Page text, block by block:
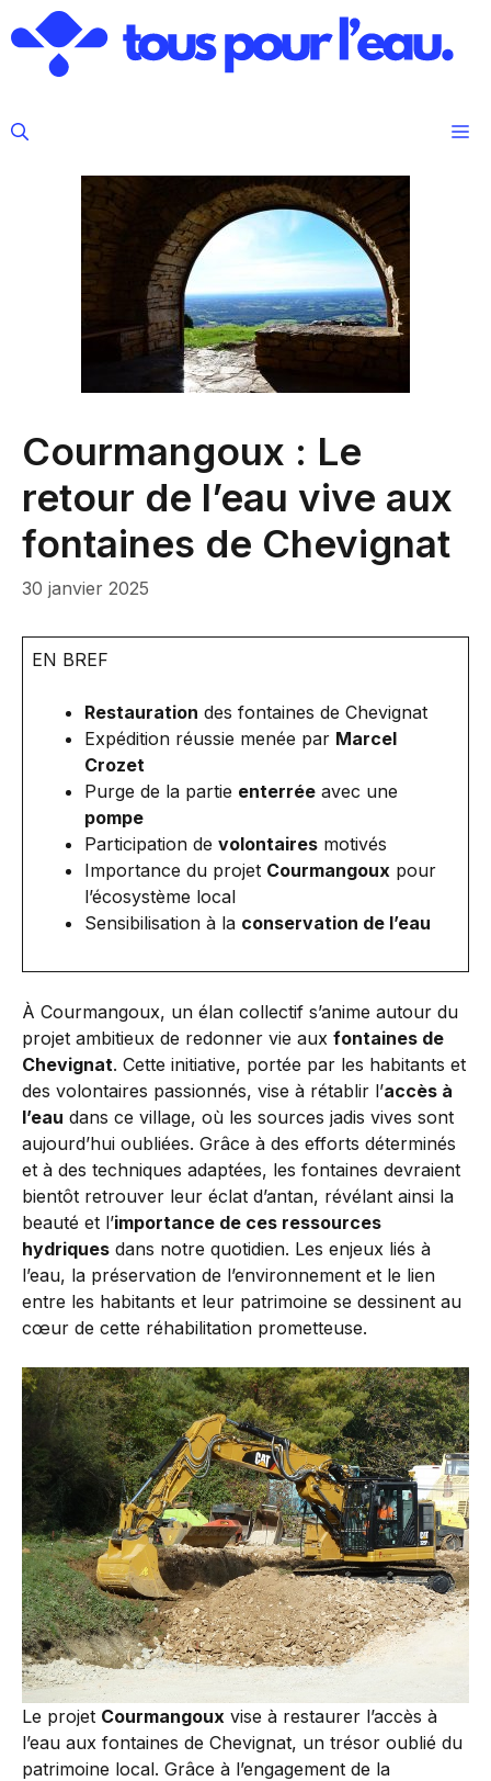
au
contenu
Courmangoux : Le
retour de l’eau vive aux
fontaines de Chevignat
30 janvier 2025
EN BREF
Restauration des fontaines de Chevignat
Expédition réussie menée par Marcel
Crozet
Purge de la partie enterrée avec une
pompe
Participation de volontaires motivés
Importance du projet Courmangoux pour
l’écosystème local
Sensibilisation à la conservation de l’eau
À Courmangoux, un élan collectif s’anime autour du
projet ambitieux de redonner vie aux fontaines de
Chevignat. Cette initiative, portée par les habitants et
des volontaires passionnés, vise à rétablir l’accès à
l’eau dans ce village, où les sources jadis vives sont
aujourd’hui oubliées. Grâce à des efforts déterminés
et à des techniques adaptées, les fontaines devraient
bientôt retrouver leur éclat d’antan, révélant ainsi la
beauté et l’importance de ces ressources
hydriques dans notre quotidien. Les enjeux liés à
l’eau, la préservation de l’environnement et le lien
entre les habitants et leur patrimoine se dessinent au
cœur de cette réhabilitation prometteuse.
Le projet Courmangoux vise à restaurer l’accès à
l’eau aux fontaines de Chevignat, un trésor oublié du
patrimoine local. Grâce à l’engagement de la